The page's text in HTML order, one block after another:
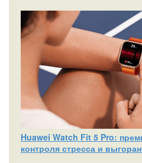
Huawei Watch Fit 5 Pro:
контроля стресса и